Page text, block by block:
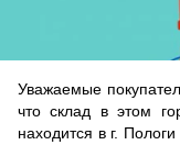
Уважаемые
что склад в этом
находится в г.